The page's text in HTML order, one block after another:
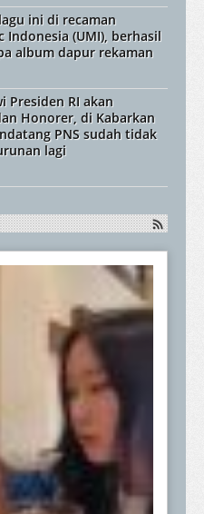
ini di recaman
Indonesia (UMI), berhasil
album dapur rekaman
Presiden RI akan
Honorer, di Kabarkan
PNS sudah tidak
lagi